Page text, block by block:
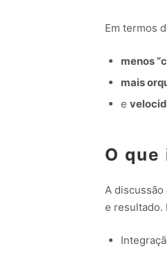
Em termos
menos
mais
e
O
A discussão
e resultado.